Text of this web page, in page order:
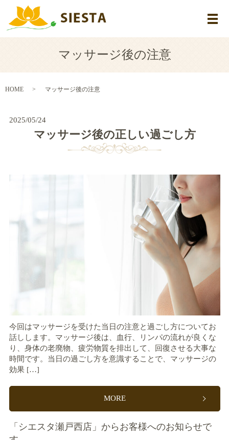
メ
マッサージ後の注意
HOME マッサージ後の注意
2025/05/24
マッサージ後の正しい過ごし方
今回はマッサージを受けた当日の注意と過ごし方についてお
話しします。マッサージ後は、血行、リンパの流れが良くな
り、身体の老廃物、疲労物質を排出して、回復させる大事な
時間です。当日の過ごし方を意識することで、マッサージの
効果 […]
MORE
「シエスタ瀬戸西店」からお客様へのお知らせで